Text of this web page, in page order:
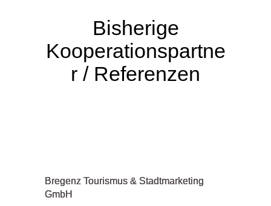
Bisherige
Kooperationspartne
r / Referenzen
Bregenz Tourismus & Stadtmarketing
GmbH